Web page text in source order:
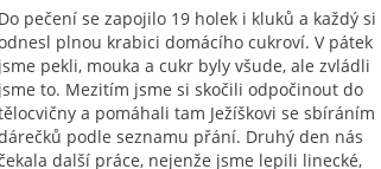
Do pečení se zapojilo 19 holek i kluků a každý si
plnou krabici domácího cukroví. V pátek
jsme pekli, mouka a cukr byly všude, ale zvládli
jsme to. Mezitím jsme si skočili odpočinout do
a pomáhali tam Ježíškovi se sbíráním
podle seznamu přání. Druhý den nás
další práce, nejenže jsme lepili linecké,